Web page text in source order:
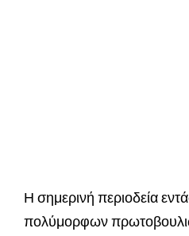
Η σημερινή περιοδεία
πολύμορφων